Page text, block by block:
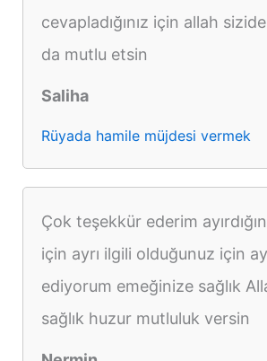
cevapladığınız için allah
da mutlu etsin
Saliha
Rüyada hamile müjdesi vermek
Çok teşekkür ederim
için ayrı ilgili olduğunuz için
ediyorum emeğinize sağlık
sağlık huzur mutluluk versin